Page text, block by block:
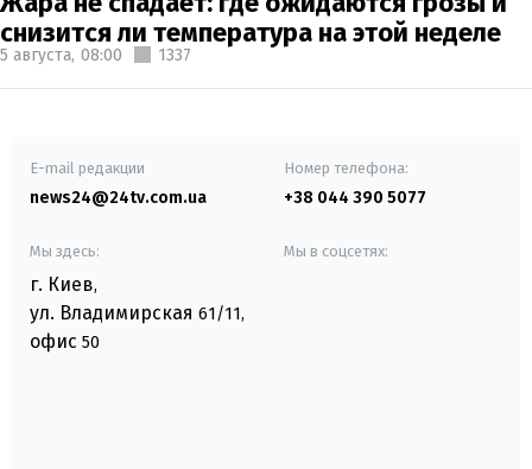
снизится ли температура на этой неделе
5 августа, 08:00 1337
E-mail редакции
news24@24tv.com.ua
Номер телефона:
+38 044 390 5077
Мы здесь:
г. Киев,
ул. Владимирская 61/11,
офис 50
Мы в соцсетях: